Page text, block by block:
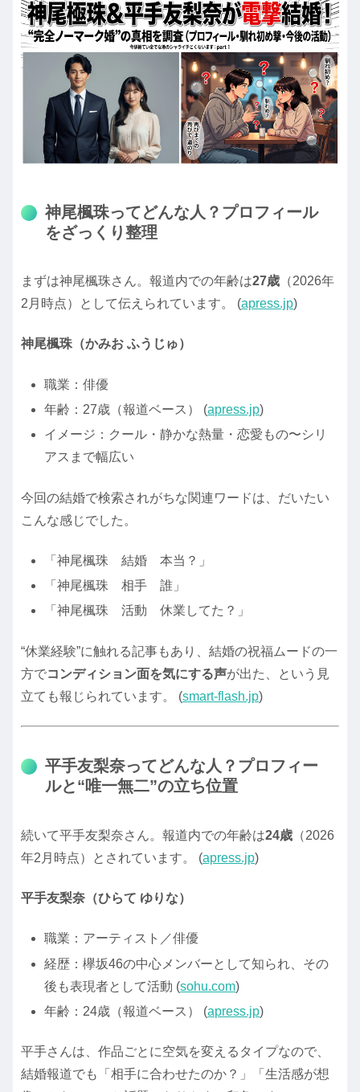
神尾楓珠ってどんな人？プロフィール
をざっくり整理
まずは神尾楓珠さん。報道内での年齢は27歳 （2026年
2月時点）として伝えられています。 (apress.jp)
神尾楓珠（かみお ふうじゅ）
職業：俳優
年齢：27歳（報道ベース） (apress.jp)
イメージ：クール・静かな熱量・恋愛もの〜シリ
アスまで幅広い
今回の結婚で検索されがちな関連ワードは、だいたい
こんな感じでした。
「神尾楓珠 結婚 本当？」
「神尾楓珠 相手 誰」
「神尾楓珠 活動 休業してた？」
“休業経験”に触れる記事もあり、結婚の祝福ムードの一
方でコンディション面を気にする声が出た、という見
立ても報じられています。 (smart-flash.jp)
平手友梨奈ってどんな人？プロフィー
ルと“唯一無二”の立ち位置
続いて平手友梨奈さん。報道内での年齢は24歳 （2026
年2月時点）とされています。 (apress.jp)
平手友梨奈（ひらて ゆりな）
職業：アーティスト／俳優
経歴：欅坂46の中心メンバーとして知られ、その
後も表現者として活動 (sohu.com)
年齢：24歳（報道ベース） (apress.jp)
平手さんは、作品ごとに空気を変えるタイプなので、
結婚報道でも「相手に合わせたのか？」「生活感が想